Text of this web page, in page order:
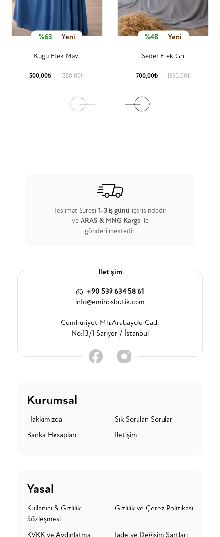
%63 Yeni
Kuğu Etek Mavi
500,00₺ 1350.00₺
%48 Yeni
Sedef Etek Gri
700,00₺ 1350.00₺
Teslimat Süresi 1-3 iş günü içerisindedir
ve ARAS & MNG Kargo ile
gönderilmektedir.
İletişim
+90 539 634 58 61
info@eminosbutik.com
Cumhuriyet Mh.Arabayolu Cad.
No:13/1 Sarıyer / İstanbul
Kurumsal
Hakkımızda
Sık Sorulan Sorular
Banka Hesapları
İletişim
Yasal
Kullanıcı & Gizlilik
Sözleşmesi
Gizlilik ve Çerez Politikası
KVKK ve Aydınlatma İade ve Değişim Şartları